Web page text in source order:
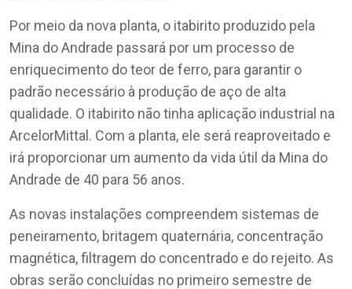
Por meio da nova planta, o itabirito produzido pela
Mina do Andrade passará por um processo de
enriquecimento do teor de ferro, para garantir o
padrão necessário à produção de aço de alta
qualidade. O itabirito não tinha aplicação industrial na
ArcelorMittal. Com a planta, ele será reaproveitado e
irá proporcionar um aumento da vida útil da Mina do
Andrade de 40 para 56 anos.
As novas instalações compreendem sistemas de
peneiramento, britagem quaternária, concentração
magnética, filtragem do concentrado e do rejeito. As
obras serão concluídas no primeiro semestre de